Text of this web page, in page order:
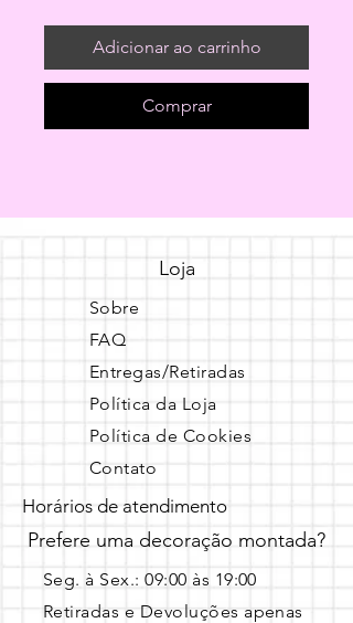
Adicionar ao carrinho
Comprar
Loja
Sobre
FAQ
Entregas/Retiradas
Política da Loja
Política de Cookies
Contato
Horários de atendimento
Prefere uma decoração montada?
Seg. à Sex.: 09:00 às 19:00 ​
Retiradas e Devoluções apenas